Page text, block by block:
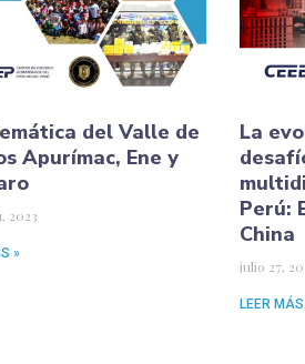
del Valle de
Apurímac, Ene y
2023
»
La
Perú:
China
julio 27,
LEER